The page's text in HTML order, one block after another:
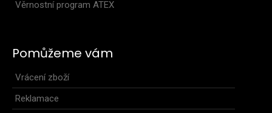
Věrnostní program ATEX
Pomůžeme vám
Vrácení zboží
Reklamace